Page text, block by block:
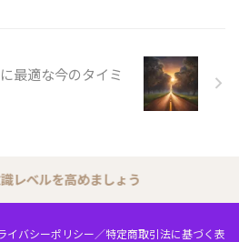
最適な今のタイミ
ベルを高めましょう
イバシーポリシー／特定商取引法に基づく表